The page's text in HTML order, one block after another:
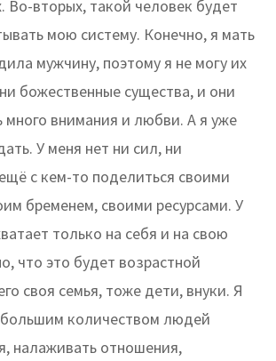
Во-вторых, такой человек будет
мою систему. Конечно, я мать
мужчину, поэтому я не могу их
божественные существа, и они
много внимания и любви. А я уже
У меня нет ни сил, ни
с кем-то поделиться своими
бременем, своими ресурсами. У
только на себя и на свою
что это будет возрастной
своя семья, тоже дети, внуки. Я
количеством людей
налаживать отношения,